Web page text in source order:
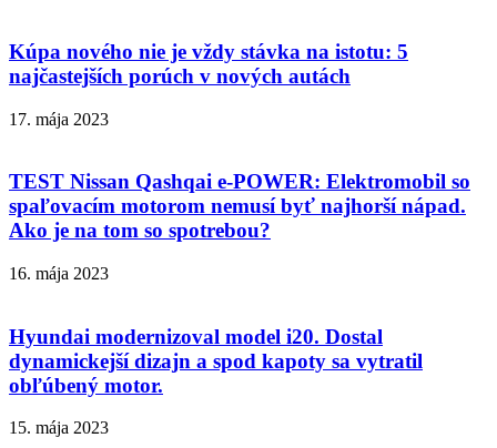
Kúpa nového nie je vždy stávka na istotu: 5
najčastejších porúch v nových autách
17. mája 2023
TEST Nissan Qashqai e-POWER: Elektromobil so
spaľovacím motorom nemusí byť najhorší nápad.
Ako je na tom so spotrebou?
16. mája 2023
Hyundai modernizoval model i20. Dostal
dynamickejší dizajn a spod kapoty sa vytratil
obľúbený motor.
15. mája 2023